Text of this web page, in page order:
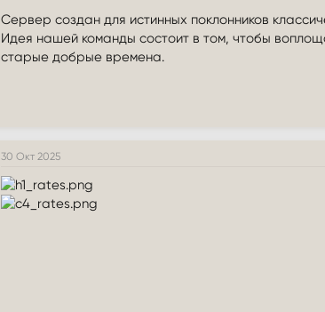
Сервер создан для истинных поклонников
Идея нашей команды состоит в том, чтобы
старые добрые времена.
30 Окт 2025